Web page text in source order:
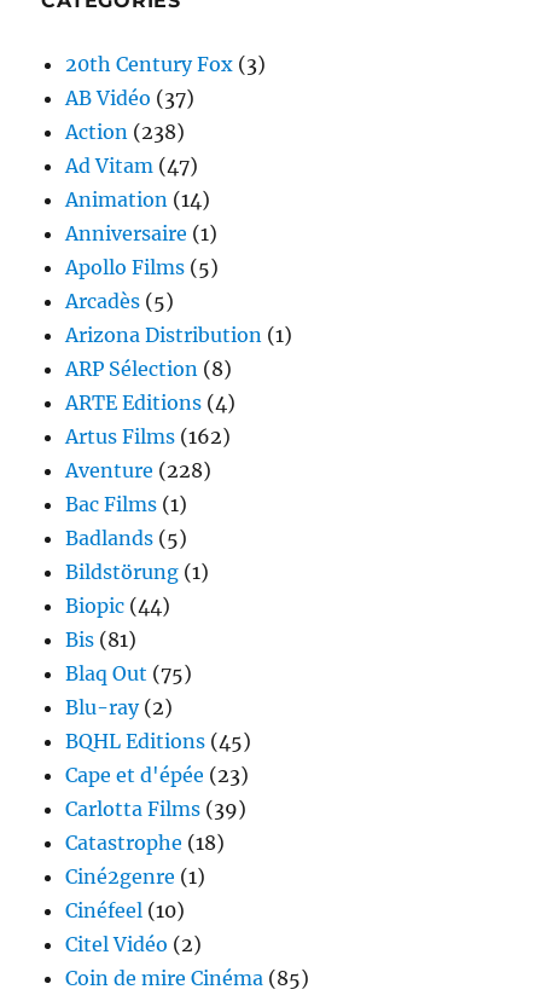
20th Century Fox (3)
AB Vidéo (37)
Action (238)
Ad Vitam (47)
Animation (14)
Anniversaire (1)
Apollo Films (5)
Arcadès (5)
Arizona Distribution (1)
ARP Sélection (8)
ARTE Editions (4)
Artus Films (162)
Aventure (228)
Bac Films (1)
Badlands (5)
Bildstörung (1)
Biopic (44)
Bis (81)
Blaq Out (75)
Blu-ray(2)
BQHL Editions (45)
Cape et d'épée (23)
Carlotta Films (39)
Catastrophe (18)
Ciné2genre (1)
Cinéfeel (10)
Citel Vidéo (2)
Coin de mire Cinéma (85)